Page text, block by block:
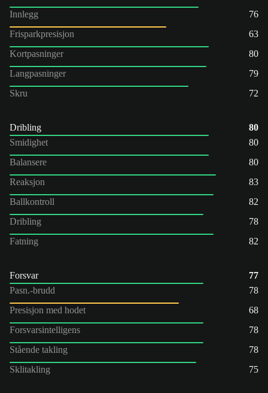
Innlegg
76
Frisparkpresisjon
63
Kortpasninger
80
Langpasninger
79
Skru
72
Dribling
80
Smidighet
80
Balansere
80
Reaksjon
83
Ballkontroll
82
Dribling
78
Fatning
82
Forsvar
77
Pasn.-brudd
78
Presisjon med hodet
68
Forsvarsintelligens
78
Stående takling
78
Sklitakling
75